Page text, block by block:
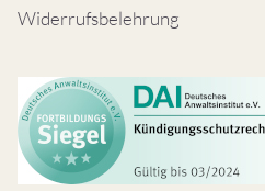
Widerrufsbelehrung